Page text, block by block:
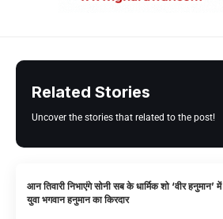
Related Stories
Uncover the stories that related to the post!
आन तिवारी निभाएंगे सोनी सब के धार्मिक शो ‘वीर हनुमान’ में
युवा भगवान हनुमान का किरदार